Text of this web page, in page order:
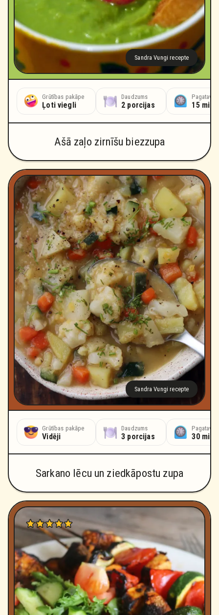
Sandra Vungi recepte
Grūtības pakāpe
Ļoti viegli
Daudzums
2 porcijas 15
Ašā zaļo zirnīšu biezzupa
Sandra Vungi recepte
Grūtības pakāpe
Vidēji
Daudzums
3 porcijas 30
Sarkano lēcu un ziedkāpostu zupa